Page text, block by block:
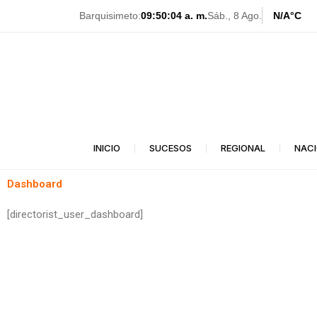
Barquisimeto:09:50:04 a. m.Sáb., 8 Ago. N/A°C
INICIO SUCESOS REGIONAL
Dashboard
[directorist_user_dashboard]